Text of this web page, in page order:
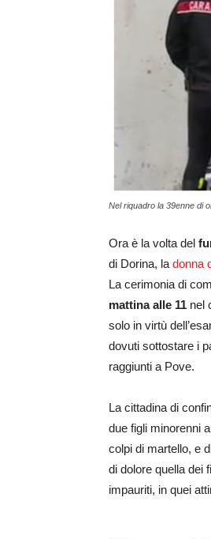
Nel riquadro la 39enne di
Ora è la volta del
di Dorina, la donna
La cerimonia di
mattina alle 11 nel
solo in virtù
dovuti sottostare i
raggiunti a Pove.
La cittadina di
due figli minorenni
colpi di martello, e
di dolore quella dei
impauriti, in quei